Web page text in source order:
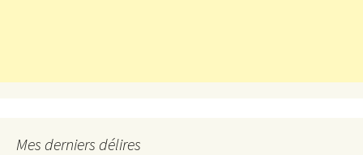
Mes derniers délires